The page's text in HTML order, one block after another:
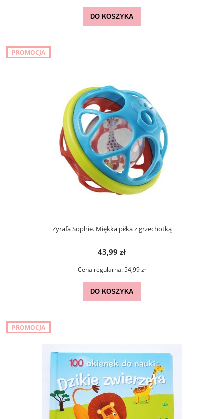
DO KOSZYKA
Żyrafa Sophie. Miękka piłka z grzechotką
43,99 zł
Cena regularna:54,99 zł
DO KOSZYKA
PROMOCJA
PROMOCJA